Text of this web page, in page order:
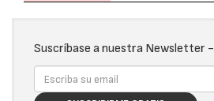
Suscríbase a nuestra Newsletter -